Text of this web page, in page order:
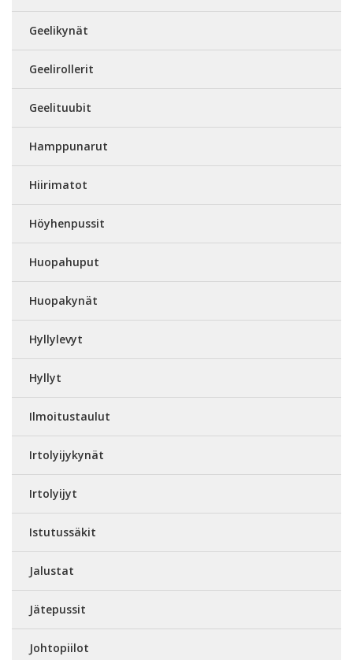
Geelikynät
Geelirollerit
Geelituubit
Hamppunarut
Hiirimatot
Höyhenpussit
Huopahuput
Huopakynät
Hyllylevyt
Hyllyt
Ilmoitustaulut
Irtolyijykynät
Irtolyijyt
Istutussäkit
Jalustat
Jätepussit
Johtopiilot